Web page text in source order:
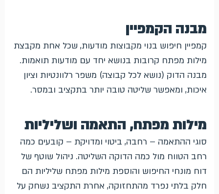
מבנה הקמפיין
קמפיין חיפוש בנוי מקבוצות מודעות, שכל אחת מקבצת
מילות מפתח קרובות בנושא יחד עם מודעות תואמות.
מבנה הדוק (נושא לכל קבוצה) משפר רלוונטיות וציון
איכות, ומאפשר שליטה טובה יותר בתקציב ובמסר.
מילות מפתח, התאמה ושליליות
סוגי ההתאמה – רחבה, ביטוי ומדויקת – קובעים כמה
רחב הטווח מול כמה הדוקה השליטה. ניהול שוטף של
דוח מונחי החיפוש והוספת מילות מפתח שליליות הם
חלק בלתי נפרד מהתחזוקה, אחרת התקציב נשחק על